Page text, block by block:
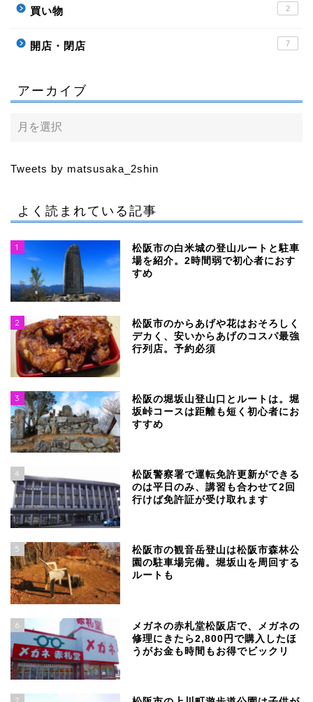
買い物 2
開店・閉店 7
アーカイブ
Tweets by matsusaka_2shin
よく読まれている記事
1
松阪市の白米城の登山ルートと駐車
場を紹介。2時間弱で初心者におす
すめ
2
松阪市のからあげや花はおそろしく
デカく、安いからあげのコスパ最強
行列店。予約必須
3
松阪の堀坂山登山口とルートは。堀
坂峠コースは距離も短く初心者にお
すすめ
4
松阪警察署で運転免許更新ができる
のは平日のみ、講習も合わせて2回
行けば免許証が受け取れます
5
松阪市の観音岳登山は松阪市森林公
園の駐車場完備。堀坂山を周回する
ルートも
6
メガネの赤札堂松阪店で、メガネの
修理にきたら2,800円で購入したほ
うがお金も時間もお得でビックリ